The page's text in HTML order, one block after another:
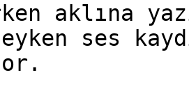
aklına
ses